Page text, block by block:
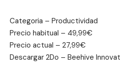
Categoria – Productividad
Precio habitual – 49,99€
Precio actual – 27,99€
Descargar 2Do – Beehive